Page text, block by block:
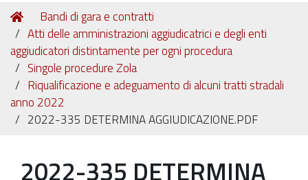
Tu
sei
qui:
Home
Bandi di gara e contratti
Atti delle amministrazioni aggiudicatrici e degli enti
aggiudicatori distintamente per ogni procedura
Singole procedure Zola
Riqualificazione e adeguamento di alcuni tratti stradali
anno 2022
2022-335 DETERMINA AGGIUDICAZIONE.PDF
2022-335 DETERMINA